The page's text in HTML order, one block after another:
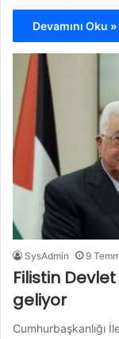
Devamını Oku »
SysAdmin 9
Filistin
geliyor
Cumhurbaşkanlığı